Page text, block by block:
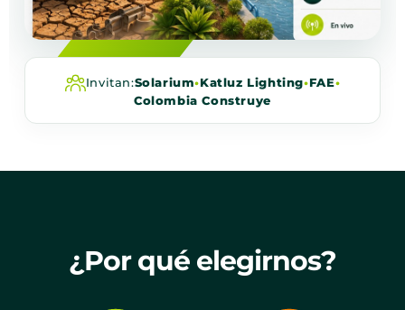
Invitan:Solarium•Katluz Lighting•FAE•
Colombia Construye
¿Por qué elegirnos?